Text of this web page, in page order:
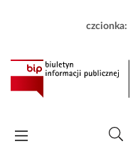
czcionka: